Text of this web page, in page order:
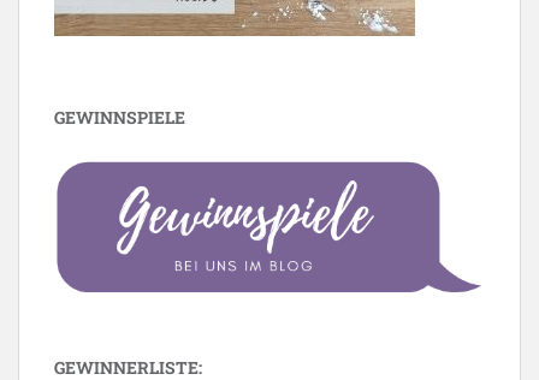
GEWINNSPIELE
GEWINNERLISTE: